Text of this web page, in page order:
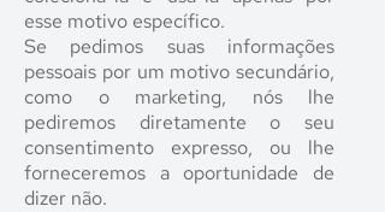
esse motivo específico.
Se pedimos suas informações
pessoais por um motivo secundário,
como o marketing, nós lhe
pediremos diretamente o seu
consentimento expresso, ou lhe
forneceremos a oportunidade de
dizer não.